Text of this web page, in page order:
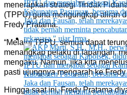
menerapkan strategi Tindak
(TPPU) guna mengungkap aliran
Fredy Pratama.
“Melalui TPPU, semua dapat
menangkap pelaku di lapangan,
mengaku. Namun, jika kita
pasti ujungnya mengarah ke Fredy
Hingga saat ini, Fredy Pratama